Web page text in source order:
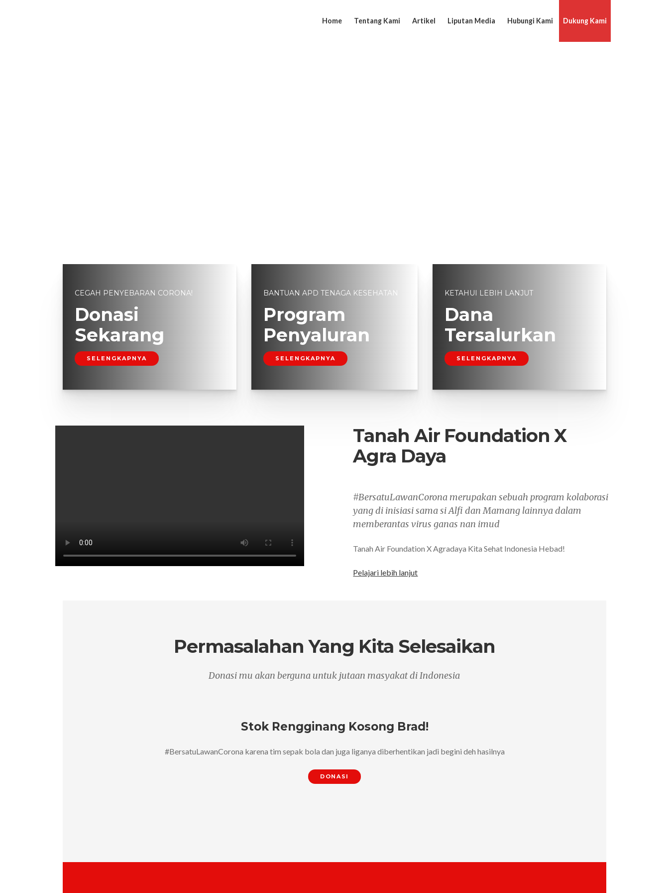
Home Tentang Kami Artikel Liputan Media Hubungi Kami Dukung Kami
CEGAH PENYEBARAN CORONA!
Donasi
Sekarang
SELENGKAPNYA
BANTUAN APD TENAGA KESEHATAN
Program
Penyaluran
SELENGKAPNYA
KETAHUI LEBIH LANJUT
Dana
Tersalurkan
SELENGKAPNYA
Tanah Air Foundation X
Agra Daya
#BersatuLawanCorona merupakan sebuah program kolaborasi
yang di inisiasi sama si Alfi dan Mamang lainnya dalam
memberantas virus ganas nan imud
Tanah Air Foundation X Agradaya Kita Sehat Indonesia Hebad!
Pelajari lebih lanjut
Permasalahan Yang Kita Selesaikan
Donasi mu akan berguna untuk jutaan masyakat di Indonesia
Stok Rengginang Kosong Brad!
#BersatuLawanCorona karena tim sepak bola dan juga liganya diberhentikan jadi begini deh hasilnya
DONASI